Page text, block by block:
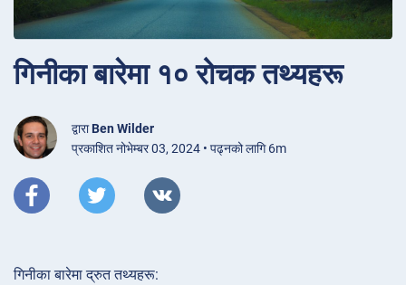
गिनीका बारेमा १० रोचक तथ्यहरू
द्वाराBen Wilder
प्रकाशित नोभेम्बर 03, 2024 • पढ्नको लागि 6m
गिनीका बारेमा द्रुत तथ्यहरू: